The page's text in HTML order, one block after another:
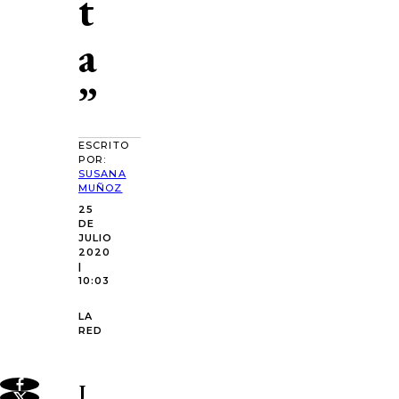
a
”
ESCRITO
POR:
SUSANA
MUÑOZ
25
DE
JULIO
2020
|
10:03
LA
RED
J